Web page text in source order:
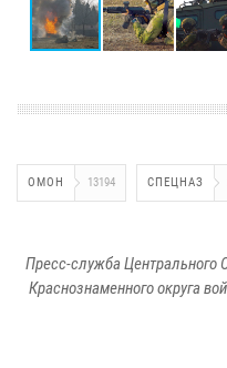
ОМОН 13194 СПЕЦНАЗ
Пресс-служба Центрального
Краснознаменного округа